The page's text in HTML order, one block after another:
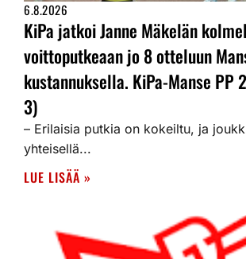
6.8.2026
KiPa jatkoi Janne Mäkelän
voittoputkeaan jo 8 otteluun
kustannuksella. KiPa-Manse PP
3)
– Erilaisia putkia on kokeiltu, ja
yhteisellä...
LUE LISÄÄ »